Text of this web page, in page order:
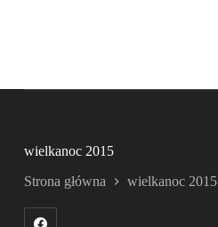
wielkanoc 2015
Strona główna wielkanoc 2015